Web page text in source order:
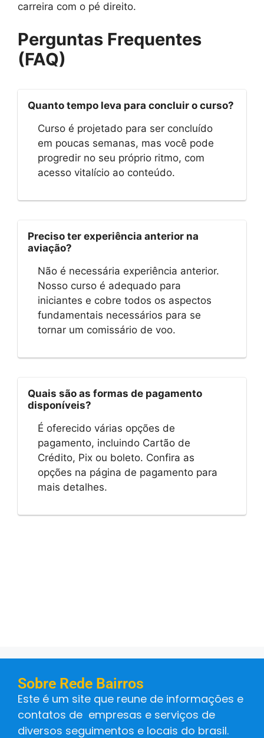
carreira com o pé direito.
Perguntas Frequentes
(FAQ)
Quanto tempo leva para concluir o curso?
Curso é projetado para ser concluído
em poucas semanas, mas você pode
progredir no seu próprio ritmo, com
acesso vitalício ao conteúdo.
Preciso ter experiência anterior na
aviação?
Não é necessária experiência anterior.
Nosso curso é adequado para
iniciantes e cobre todos os aspectos
fundamentais necessários para se
tornar um comissário de voo.
Quais são as formas de pagamento
disponíveis?
É oferecido várias opções de
pagamento, incluindo Cartão de
Crédito, Pix ou boleto. Confira as
opções na página de pagamento para
mais detalhes.
Sobre Rede Bairros
Este é um site que reune de informações e
contatos de empresas e serviços de
diversos seguimentos e locais do brasil.